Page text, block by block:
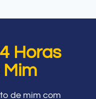
Horas
de mim com